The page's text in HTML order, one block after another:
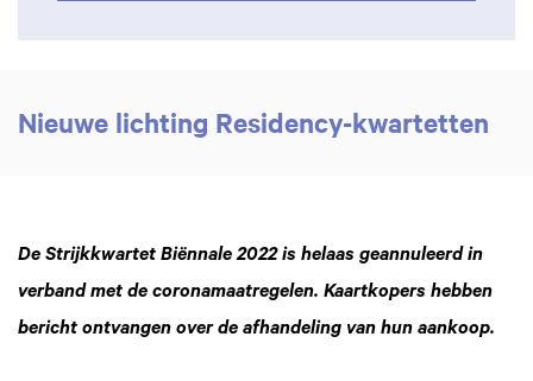
Nieuwe lichting Residency-kwartetten
De Strijkkwartet Biënnale 2022 is helaas geannuleerd in
verband met de coronamaatregelen. Kaartkopers hebben
bericht ontvangen over de afhandeling van hun aankoop.